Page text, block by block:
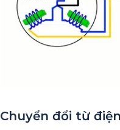
Chuyển đổi từ